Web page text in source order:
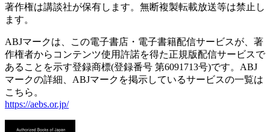
著作権は講談社が保有します。無断複製転載放送等は禁止し
ます。
ABJマークは、この電子書店・電子書籍配信サービスが、著
作権者からコンテンツ使用許諾を得た正規版配信サービスで
あることを示す登録商標(登録番号 第6091713号)です。ABJ
マークの詳細、ABJマークを掲示しているサービスの一覧は
こちら。
https://aebs.or.jp/